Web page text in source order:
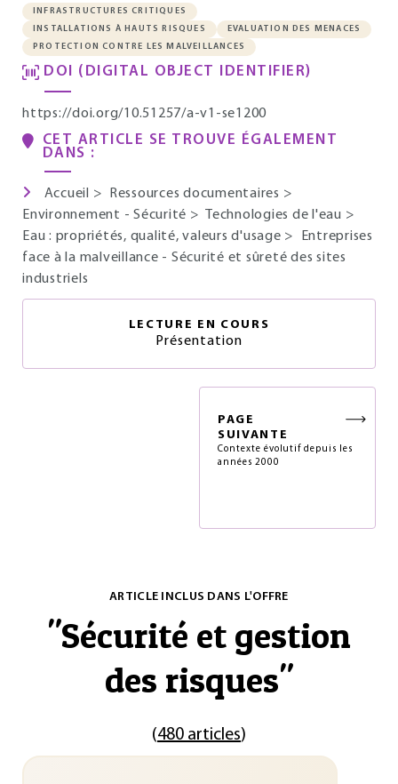
INFRASTRUCTURES CRITIQUES
INSTALLATIONS À HAUTS RISQUES
EVALUATION DES MENACES
PROTECTION CONTRE LES MALVEILLANCES
DOI (DIGITAL OBJECT IDENTIFIER)
https://doi.org/10.51257/a-v1-se1200
CET ARTICLE SE TROUVE ÉGALEMENT
DANS :
Accueil > Ressources documentaires >
Environnement - Sécurité > Technologies de l'eau >
Eau : propriétés, qualité, valeurs d'usage >
Entreprises
face à la malveillance - Sécurité et sûreté des sites
industriels
LECTURE EN COURS
Présentation
PAGE
SUIVANTE
Contexte évolutif depuis les
années 2000
ARTICLE INCLUS DANS L'OFFRE
"Sécurité et gestion
des risques"
(480 articles)